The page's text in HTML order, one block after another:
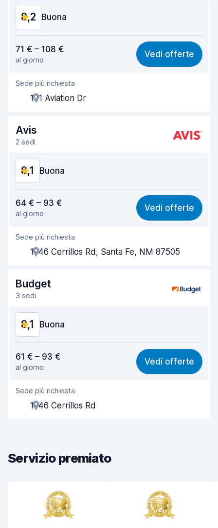
Condizioni dell'auto
8,2 Buona
8,1
Facile da trovare 8,2
Gentilezza degli agenti
Rapidità del ritiro
Rapidità della riconsegna
Condizioni dell'auto
71 € – 108 €
al giorno
Vedi offerte
Sede più richiesta
121 Aviation Dr
Avis
2 sedi
8,1 Buona
8,1
Facile da trovare 8,2
Gentilezza degli agenti
Rapidità del ritiro
Rapidità della riconsegna
Condizioni dell'auto
64 € – 93 €
al giorno
Vedi offerte
Sede più richiesta
1946 Cerrillos Rd, Santa Fe, NM 87505
Budget
3 sedi
8,1 Buona
8,0
Facile da trovare 8,2
Gentilezza degli agenti
Rapidità del ritiro
Pulizia del veicolo
61 € – 93 €
al giorno
Vedi offerte
Sede più richiesta
1946 Cerrillos Rd
Servizio premiato